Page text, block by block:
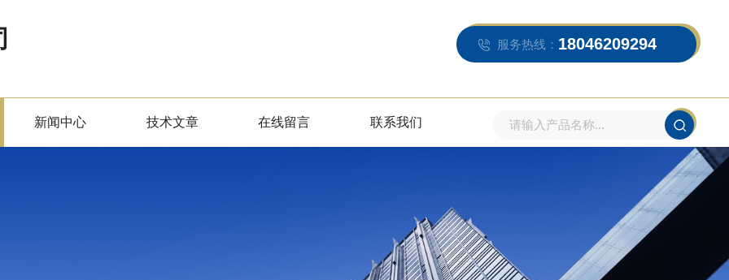
服务热线： 18046209294
新闻中心 技术文章 在线留言 联系我们